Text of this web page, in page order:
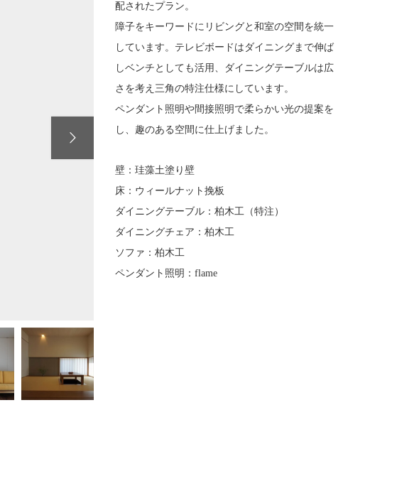

配されたプラン。
障子をキーワードにリビングと和室の空間を統一
しています。テレビボードはダイニングまで伸ば
しベンチとしても活用、ダイニングテーブルは広
さを考え三角の特注仕様にしています。
ペンダント照明や間接照明で柔らかい光の提案を
し、趣のある空間に仕上げました。
壁：珪藻土塗り壁
床：ウィールナット挽板
ダイニングテーブル：柏木工（特注）
ダイニングチェア：柏木工
ソファ：柏木工
ペンダント照明：flame